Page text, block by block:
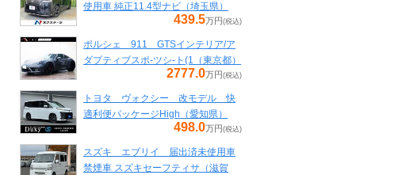
使用車 純正11.4型ナビ（埼玉県）
439.5万円 (税込)
ポルシェ 911 GTSインテリア/ア
ダプティブスポ-ツシ-ト(1（東京都）
2777.0万円 (税込)
トヨタ ヴォクシー 改モデル 快
適利便パッケージHigh（愛知県）
498.0万円 (税込)
スズキ エブリイ 届出済未使用車
禁煙車 スズキセーフティサ（滋賀